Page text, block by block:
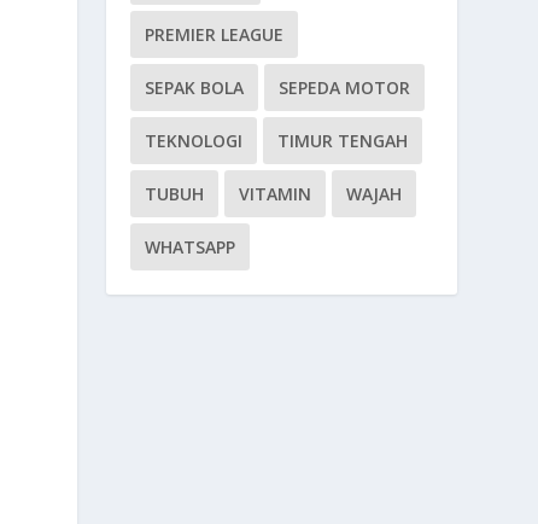
PREMIER LEAGUE
SEPAK BOLA SEPEDA MOTOR
TEKNOLOGI TIMUR TENGAH
TUBUH VITAMIN WAJAH
WHATSAPP